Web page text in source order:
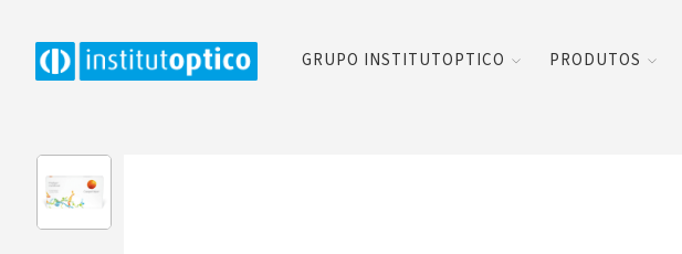
GRUPO INSTITUTOPTICO PRODUTOS